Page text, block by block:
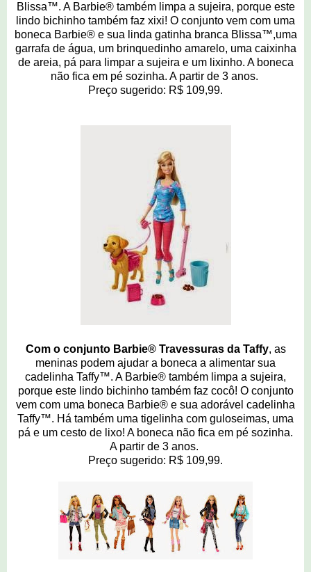
Blissa™. A Barbie® também limpa a sujeira, porque este
lindo bichinho também faz xixi! O conjunto vem com uma
boneca Barbie® e sua linda gatinha branca Blissa™,uma
garrafa de água, um brinquedinho amarelo, uma caixinha
de areia, pá para limpar a sujeira e um lixinho. A boneca
não fica em pé sozinha. A partir de 3 anos.
Preço sugerido: R$ 109,99.
Com o conjunto Barbie® Travessuras da Taffy, as
meninas podem ajudar a boneca a alimentar sua
cadelinha Taffy™. A Barbie® também limpa a sujeira,
porque este lindo bichinho também faz cocô! O conjunto
vem com uma boneca Barbie® e sua adorável cadelinha
Taffy™. Há também uma tigelinha com guloseimas, uma
pá e um cesto de lixo! A boneca não fica em pé sozinha.
A partir de 3 anos.
Preço sugerido: R$ 109,99.